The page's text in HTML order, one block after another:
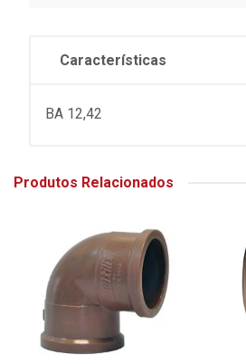
Características
BA 12,42
Produtos Relacionados